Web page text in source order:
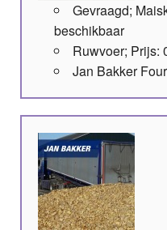
Gevraagd;
beschikbaar
Ruwvoer; Prijs:
Jan Bakker